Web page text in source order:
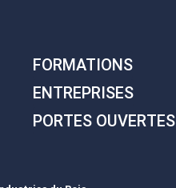
FORMATIONS
ENTREPRISES
PORTES OUVERTES